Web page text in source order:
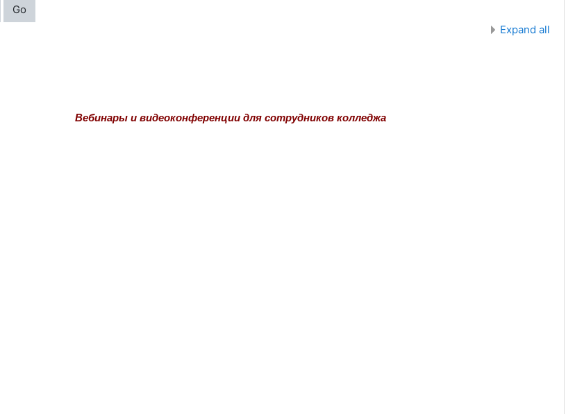
Go
Expand all
Вебинары и видеоконференции для сотрудников колледжа